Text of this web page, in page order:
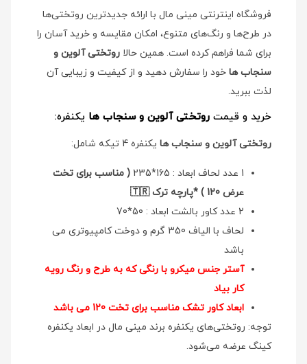
فروشگاه اینترنتی مینی مال با ارائه جدیدترین روتختی‌ها
در طرح‌ها و رنگ‌های متنوع، امکان مقایسه و خرید آسان را
برای شما فراهم کرده است. همین حالا روتختی آلوین و
سنجاب ها خود را سفارش دهید و از کیفیت و زیبایی آن
لذت ببرید.
خرید و قیمت روتختی آلوین و سنجاب ها یکنفره:
روتختی آلوین و سنجاب ها یکنفره 4 تیکه شامل:
1 عدد لحاف ابعاد : 165*235
( مناسب برای تخت
عرض 120 ) *پارچه ترک 🇹🇷
2 عدد کاور بالشت ابعاد : 50*70
لحاف با الیاف 350 گرم و دوخت کامپیوتری می
باشد
آستر جنس میکرو با رنگی که به طرح و رنگ رویه
کار بیاد
ابعاد کاور تشک مناسب برای تخت 120 می باشد
توجه: روتختی‌های یکنفره برند مینی مال در ابعاد یکنفره
کینگ عرضه می‌شود.